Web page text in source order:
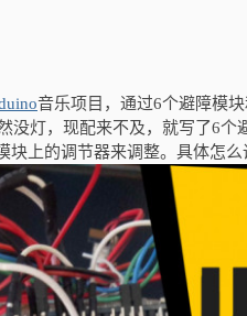
音乐项目，通过6个避障模
没灯，现配来不及，就写了6个
块上的调节器来调整。具体怎么